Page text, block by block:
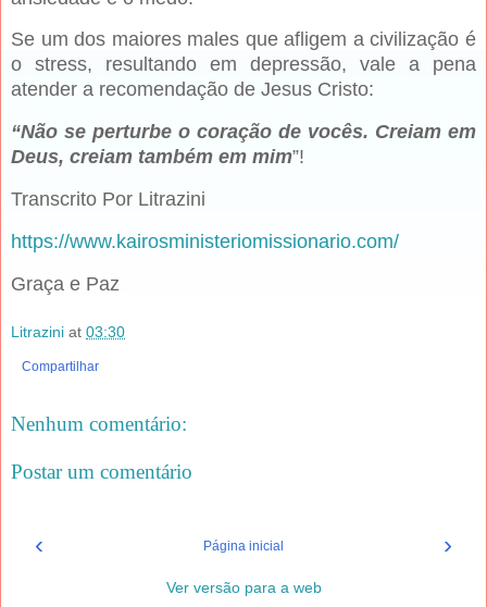
Se um dos maiores males que afligem a civilização é
o stress, resultando em depressão, vale a pena
atender a recomendação de Jesus Cristo:
“Não se perturbe o coração de vocês. Creiam em
Deus, creiam também em mim”!
Transcrito Por Litrazini
https://www.kairosministeriomissionario.com/
Graça e Paz
Litrazini at 03:30
Compartilhar
Nenhum comentário:
Postar um comentário
‹ ›
Página inicial
Ver versão para a web